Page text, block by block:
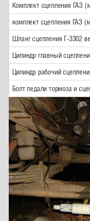
Комплект сцепления ГАЗ
комплект сцепления ГАЗ
Шланг сцепления Г-3302
Цилиндр главный
Цилиндр рабочий
Болт педали тормоза и